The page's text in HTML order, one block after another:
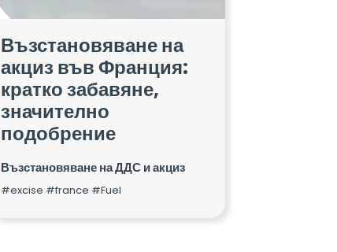
Възстановяване на
акциз във Франция:
кратко забавяне,
значително
подобрение
Възстановяване на ДДС и акциз
#excise #france #Fuel